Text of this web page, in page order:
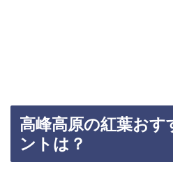
高峰高原の紅葉おす
ントは？